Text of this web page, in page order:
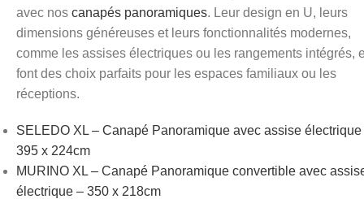
avec nos canapés panoramiques. Leur design en U, leurs
dimensions généreuses et leurs fonctionnalités modernes,
comme les assises électriques ou les rangements intégrés,
font des choix parfaits pour les espaces familiaux ou les
réceptions.
SELEDO XL – Canapé Panoramique avec assise électrique
395 x 224cm
MURINO XL – Canapé Panoramique convertible avec
électrique – 350 x 218cm